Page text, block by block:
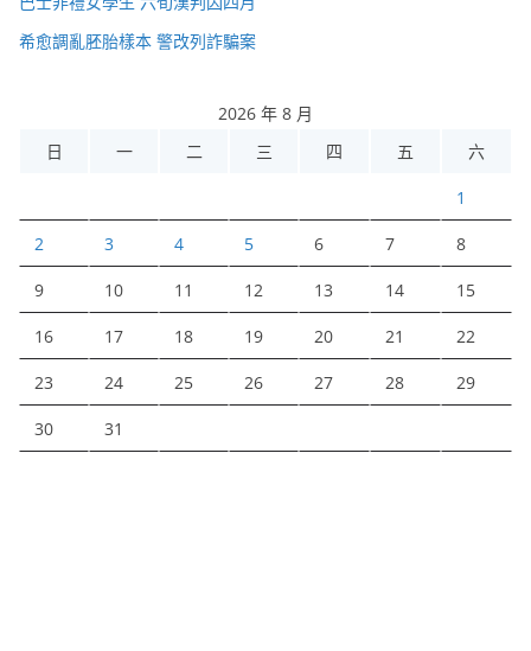
希愈調亂胚胎樣本 警改列詐騙案
2026 年 8 月
日
一 二 三 四 五 六
1
2 3 4 5 6 7 8
9 10 11 12 13 14 15
16 17 18 19 20 21 22
23 24 25 26 27 28 29
30 31